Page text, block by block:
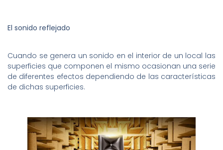
El sonido reflejado
Cuando se genera un sonido en el interior de un local las
superficies que componen el mismo ocasionan una serie
de diferentes efectos dependiendo de las características
de dichas superficies.